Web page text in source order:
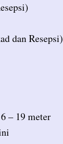
dan Resepsi)
– 19 meter